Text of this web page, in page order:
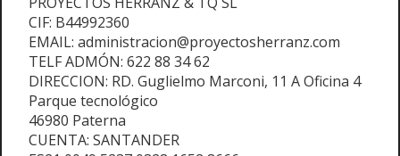
CIF: B44992360
EMAIL: administracion@proyectosherranz.com
TELF ADMÓN: 622 88 34 62
DIRECCION: RD. Guglielmo Marconi, 11 A Oficina 4
Parque tecnológico
46980 Paterna
CUENTA: SANTANDER